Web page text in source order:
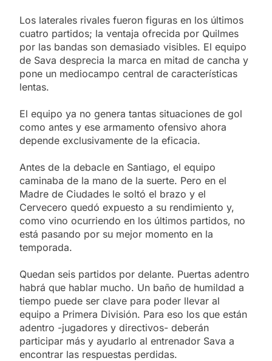
Los laterales rivales fueron figuras en los últimos
cuatro partidos; la ventaja ofrecida por Quilmes
por las bandas son demasiado visibles. El equipo
de Sava desprecia la marca en mitad de cancha y
pone un mediocampo central de características
lentas.
El equipo ya no genera tantas situaciones de gol
como antes y ese armamento ofensivo ahora
depende exclusivamente de la eficacia.
Antes de la debacle en Santiago, el equipo
caminaba de la mano de la suerte. Pero en el
Madre de Ciudades le soltó el brazo y el
Cervecero quedó expuesto a su rendimiento y,
como vino ocurriendo en los últimos partidos, no
está pasando por su mejor momento en la
temporada.
Quedan seis partidos por delante. Puertas adentro
habrá que hablar mucho. Un baño de humildad a
tiempo puede ser clave para poder llevar al
equipo a Primera División. Para eso los que están
adentro -jugadores y directivos- deberán
participar más y ayudarlo al entrenador Sava a
encontrar las respuestas perdidas.